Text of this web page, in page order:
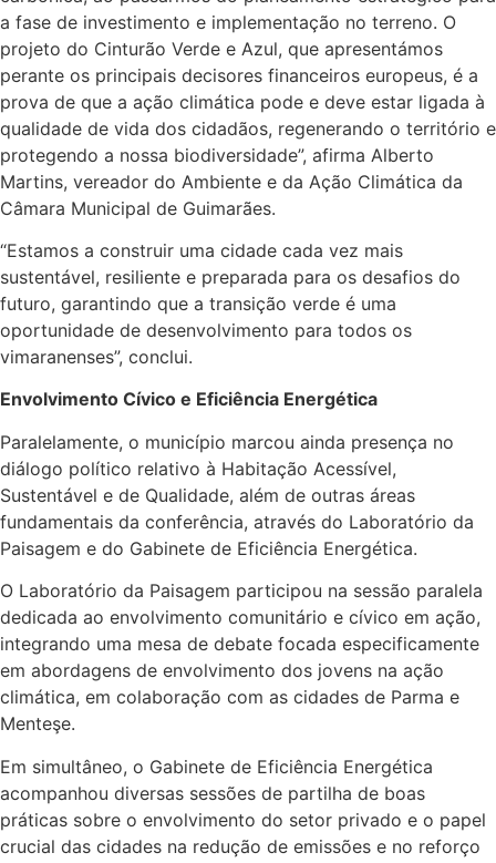
a fase de investimento e implementação no terreno. O
projeto do Cinturão Verde e Azul, que apresentámos
perante os principais decisores financeiros europeus, é a
prova de que a ação climática pode e deve estar ligada à
qualidade de vida dos cidadãos, regenerando o território e
protegendo a nossa biodiversidade”, afirma Alberto
Martins, vereador do Ambiente e da Ação Climática da
Câmara Municipal de Guimarães.
“Estamos a construir uma cidade cada vez mais
sustentável, resiliente e preparada para os desafios do
futuro, garantindo que a transição verde é uma
oportunidade de desenvolvimento para todos os
vimaranenses”, conclui.
Envolvimento Cívico e Eficiência Energética
Paralelamente, o município marcou ainda presença no
diálogo político relativo à Habitação Acessível,
Sustentável e de Qualidade, além de outras áreas
fundamentais da conferência, através do Laboratório da
Paisagem e do Gabinete de Eficiência Energética.
O Laboratório da Paisagem participou na sessão paralela
dedicada ao envolvimento comunitário e cívico em ação,
integrando uma mesa de debate focada especificamente
em abordagens de envolvimento dos jovens na ação
climática, em colaboração com as cidades de Parma e
Menteşe.
Em simultâneo, o Gabinete de Eficiência Energética
acompanhou diversas sessões de partilha de boas
práticas sobre o envolvimento do setor privado e o papel
crucial das cidades na redução de emissões e no reforço